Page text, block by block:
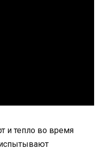
и тепло во время
испытывают